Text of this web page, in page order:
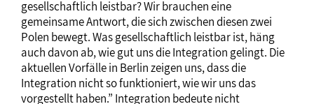
gesellschaftlich leistbar? Wir brauchen eine
gemeinsame Antwort, die sich zwischen diesen zwei
Polen bewegt. Was gesellschaftlich leistbar ist, häng
auch davon ab, wie gut uns die Integration gelingt. Die
aktuellen Vorfälle in Berlin zeigen uns, dass die
Integration nicht so funktioniert, wie wir uns das
vorgestellt haben.” Integration bedeute nicht